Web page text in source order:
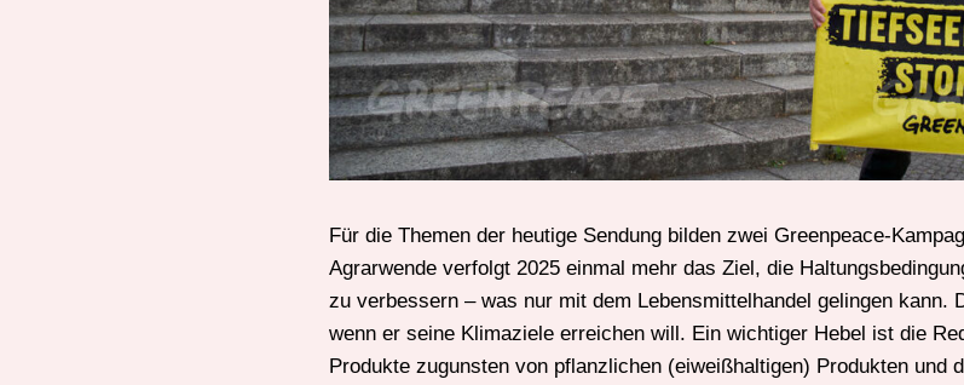
Für die Themen der heutige Sendung bilden zwei Greenpeace-
Agrarwende verfolgt 2025 einmal mehr das Ziel, die
zu verbessern – was nur mit dem Lebensmittelhandel gelingen kann.
wenn er seine Klimaziele erreichen will. Ein wichtiger Hebel ist die
Produkte zugunsten von pflanzlichen (eiweißhaltigen) Produkten und